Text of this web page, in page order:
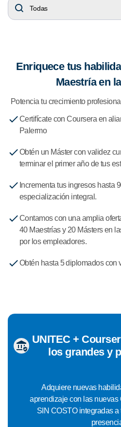
Enriquece tus
Maestría en
Potencia tu crecimiento profesional
Certifícate con Coursera en
Palermo
Obtén un Máster con validez
terminar el primer año de tus
Incrementa tus ingresos hasta
especialización integral.
Contamos con una amplia
40 Maestrías y 20 Másters en
por los empleadores.
Obtén hasta 5 diplomados con
UNITEC +
los grandes y
Adquiere nuevas
aprendizaje con las
SIN COSTO integradas